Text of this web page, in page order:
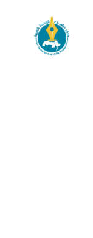
فيدراسات